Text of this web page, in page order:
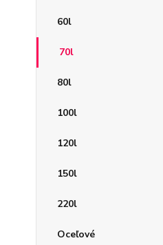
60l
70l
80l
100l
120l
150l
220l
Oceľové